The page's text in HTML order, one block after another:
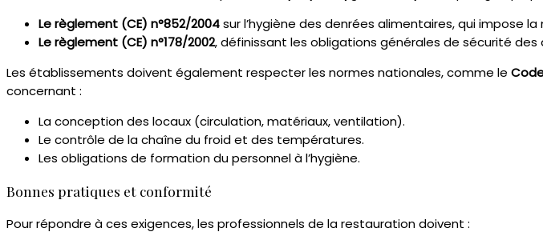
Le règlement (CE) n°852/2004sur l’hygiène des denrées alimentaires, qui impose
Le règlement (CE) n°178/2002, définissant les obligations générales de sécurité
Les établissements doivent également respecter les normes nationales, comme le
concernant :
La conception des locaux (circulation, matériaux, ventilation).
Le contrôle de la chaîne du froid et des températures.
Les obligations de formation du personnel à l’hygiène.
Bonnes pratiques et conformité
Pour répondre à ces exigences, les professionnels de la restauration doivent :